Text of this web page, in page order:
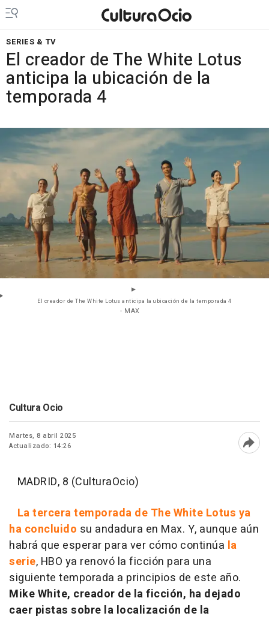
SERIES & TV
El creador de The White Lotus
anticipa la ubicación de la
temporada 4
El creador de The White Lotus anticipa la ubicación de la temporada 4
- MAX
Cultura Ocio
Martes, 8 abril 2025
Actualizado: 14:26
MADRID, 8 (CulturaOcio)
La tercera temporada de The White Lotus ya
ha concluido su andadura en Max. Y, aunque aún
habrá que esperar para ver cómo continúa la
serie, HBO ya renovó la ficción para una
siguiente temporada a principios de este año.
Mike White, creador de la ficción, ha dejado
caer pistas sobre la localización de la